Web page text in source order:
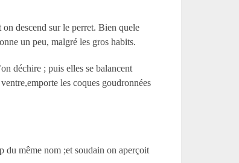
descend sur le perret. Bien quele
un peu, malgré les gros habits.
déchire ; puis elles se balancent
les coques goudronnées
même nom ;et soudain on aperçoit